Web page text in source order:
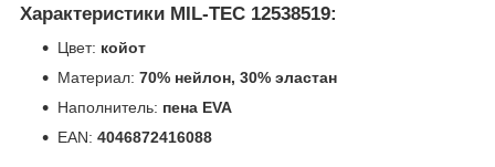
Характеристики MIL-TEC 12538519:
Цвет: койот
Материал: 70% нейлон, 30% эластан
Наполнитель: пена EVA
EAN: 4046872416088